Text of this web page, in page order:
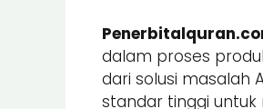
dalam proses
dari solusi masalah
standar tinggi